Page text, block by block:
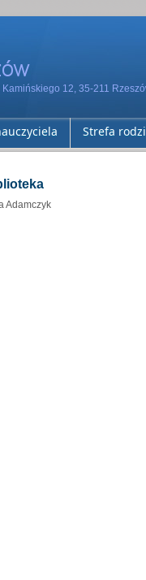
Kamińskiego 12, 35-211
Strefa
Adamczyk